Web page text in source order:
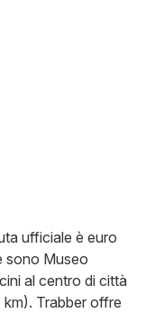
ufficiale è euro
sono Museo
al centro di città
km). Trabber offre